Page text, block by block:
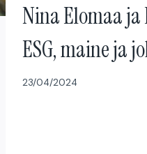
Nina Elomaa
ESG, maine ja
23/04/2024